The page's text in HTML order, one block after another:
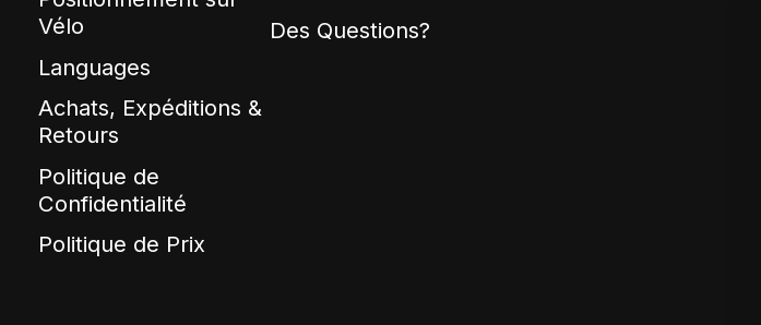
Vélo
Languages
Achats, Expéditions &
Retours
Politique de
Confidentialité
Politique de Prix
Des Questions?